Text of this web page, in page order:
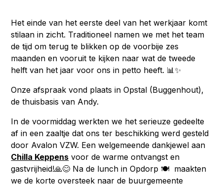
Het einde van het eerste deel van het werkjaar komt
stilaan in zicht. Traditioneel namen we met het team
de tijd om terug te blikken op de voorbije zes
maanden en vooruit te kijken naar wat de tweede
helft van het jaar voor ons in petto heeft. 📊✨
Onze afspraak vond plaats in Opstal (Buggenhout),
de thuisbasis van Andy.
In de voormiddag werkten we het serieuze gedeelte
af in een zaaltje dat ons ter beschikking werd gesteld
door Avalon VZW. Een welgemeende dankjewel aan
Chilla Keppens voor de warme ontvangst en
gastvrijheid!🙏😊 Na de lunch in Opdorp 🍽️ maakten
we de korte oversteek naar de buurgemeente